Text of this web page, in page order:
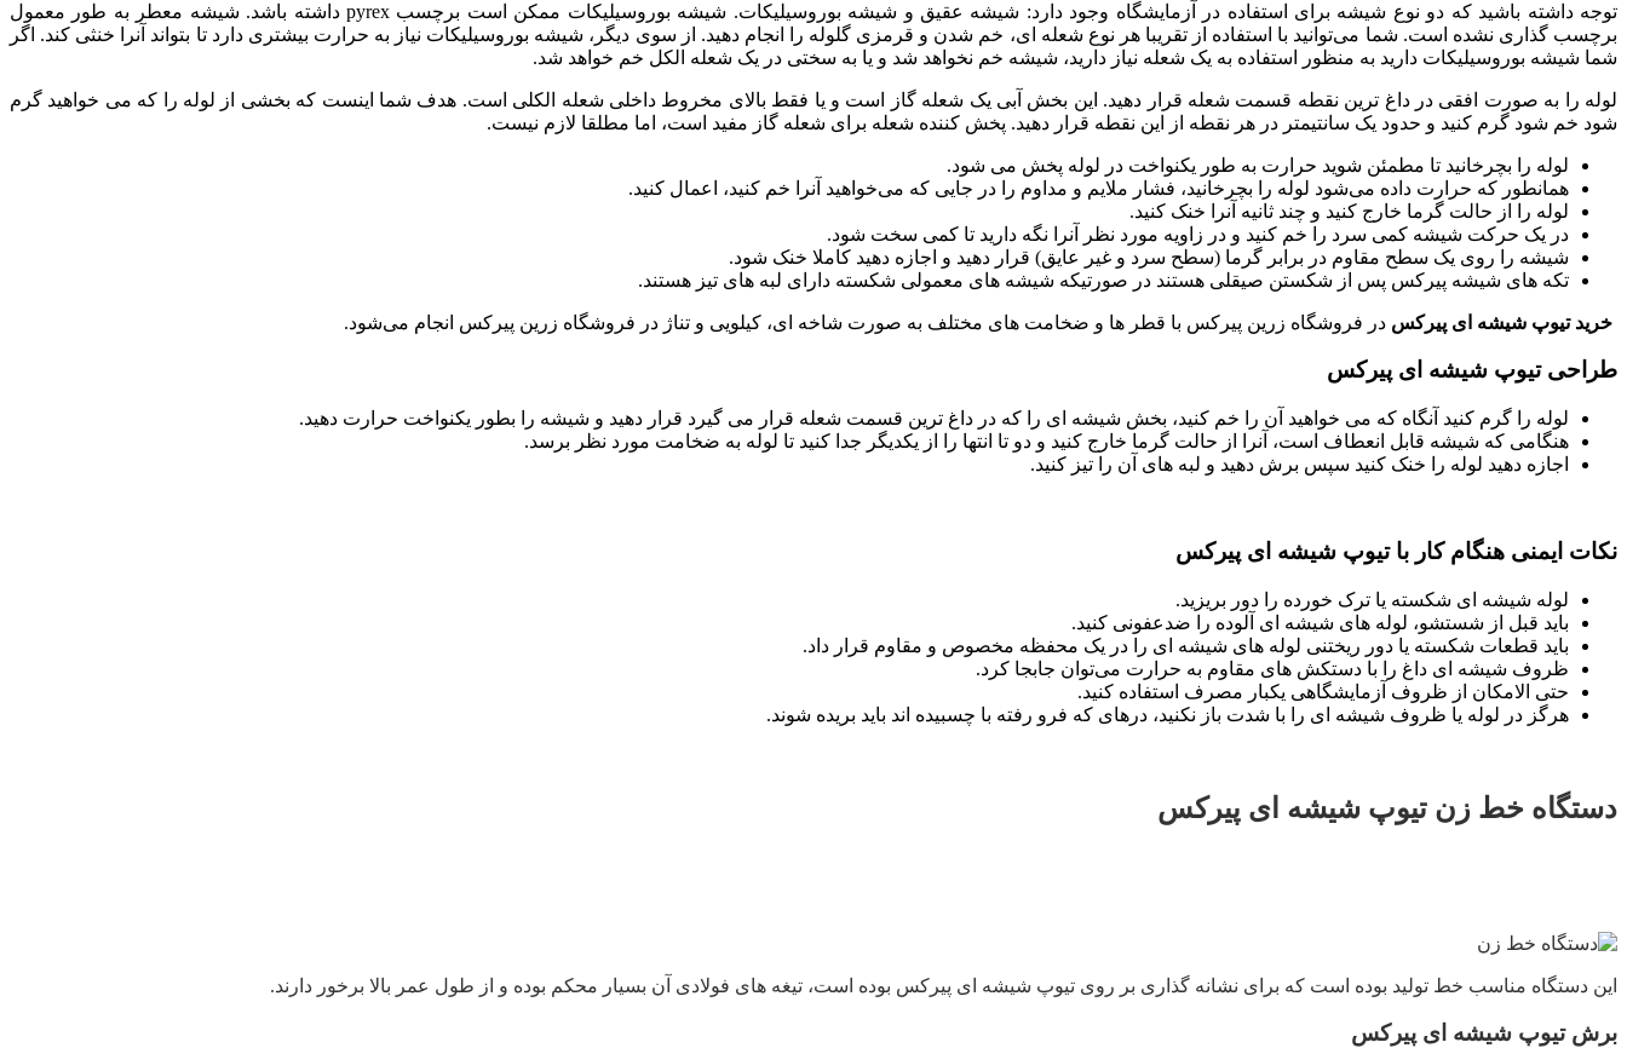
توجه داشته باشید که دو نوع شیشه برای استفاده در آزمایشگاه وجود دارد: شیشه عقیق و شیشه بوروسیلیکات. شیشه بوروسیلیکات ممکن است برچسب pyrex داشته باشد. شیشه معطر به طور معمول
برچسب گذاری نشده است. شما می‌توانید با استفاده از تقریبا هر نوع شعله ای، خم شدن و قرمزی گلوله را انجام دهید. از سوی دیگر، شیشه بوروسیلیکات نیاز به حرارت بیشتری دارد تا بتواند آنرا خنثی کند. اگر
شما شیشه بوروسیلیکات دارید به منظور استفاده به یک شعله نیاز دارید، شیشه خم نخواهد شد و یا به سختی در یک شعله الکل خم خواهد شد.
لوله را به صورت افقی در داغ ترین نقطه قسمت شعله قرار دهید. این بخش آبی یک شعله گاز است و یا فقط بالای مخروط داخلی شعله الکلی است. هدف شما اینست که بخشی از لوله را که می خواهید گرم
شود خم شود گرم کنید و حدود یک سانتیمتر در هر نقطه از این نقطه قرار دهید. پخش کننده شعله برای شعله گاز مفید است، اما مطلقا لازم نیست.
لوله را بچرخانید تا مطمئن شوید حرارت به طور یکنواخت در لوله پخش می شود.
همانطور که حرارت داده می‌شود لوله را بچرخانید، فشار ملایم و مداوم را در جایی که می‌خواهید آنرا خم کنید، اعمال کنید.
لوله را از حالت گرما خارج کنید و چند ثانیه آنرا خنک کنید.
در یک حرکت شیشه کمی سرد را خم کنید و در زاویه مورد نظر آنرا نگه دارید تا کمی سخت شود.
شیشه را روی یک سطح مقاوم در برابر گرما (سطح سرد و غیر عایق) قرار دهید و اجازه دهید کاملا خنک شود.
تکه های شیشه پیرکس پس از شکستن صیقلی هستند در صورتیکه شیشه های معمولی شکسته دارای لبه های تیز هستند.
خرید تیوپ شیشه ای پیرکس در فروشگاه زرین پیرکس با قطر ها و ضخامت های مختلف به صورت شاخه ای، کیلویی و تناژ در فروشگاه زرین پیرکس انجام می‌شود.
طراحی تیوپ شیشه ای پیرکس
لوله را گرم کنید آنگاه که می خواهید آن را خم کنید، بخش شیشه ای را که در داغ ترین قسمت شعله قرار می گیرد قرار دهید و شیشه را بطور یکنواخت حرارت دهید.
هنگامی که شیشه قابل انعطاف است، آنرا از حالت گرما خارج کنید و دو تا انتها را از یکدیگر جدا کنید تا لوله به ضخامت مورد نظر برسد.
اجازه دهید لوله را خنک کنید سپس برش دهید و لبه های آن را تیز کنید.
نکات ایمنی هنگام کار با تیوپ شیشه ای پیرکس
لوله شیشه ای شکسته یا ترک خورده را دور بریزید.
باید قبل از شستشو، لوله های شیشه ای آلوده را ضدعفونی کنید.
باید قطعات شکسته یا دور ریختنی لوله های شیشه ای را در یک محفظه مخصوص و مقاوم قرار داد.
ظروف شیشه ای داغ را با دستکش های مقاوم به حرارت می‌توان جابجا کرد.
حتی الامکان از ظروف آزمایشگاهی یکبار مصرف استفاده کنید.
هرگز در لوله یا ظروف شیشه ای را با شدت باز نکنید، درهای که فرو رفته با چسبیده اند باید بریده شوند.
دستگاه خط زن تیوپ شیشه ای پیرکس
این دستگاه مناسب خط تولید بوده است که برای نشانه گذاری بر روی تیوپ شیشه ای پیرکس بوده است، تیغه های فولادی آن بسیار محکم بوده و از طول عمر بالا برخور دارند.
برش تیوپ شیشه ای پیرکس